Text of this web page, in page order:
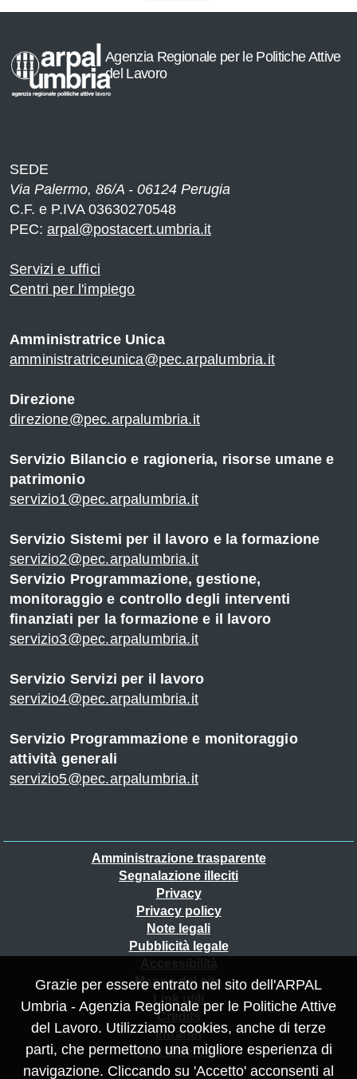
Agenzia Regionale per le Politiche Attive
del Lavoro
SEDE
Via Palermo, 86/A - 06124 Perugia
C.F. e P.IVA 03630270548
PEC: arpal@postacert.umbria.it
Servizi e uffici
Centri per l'impiego
Amministratrice Unica
amministratriceunica@pec.arpalumbria.it
Direzione
direzione@pec.arpalumbria.it
Servizio Bilancio e ragioneria, risorse umane e
patrimonio
servizio1@pec.arpalumbria.it
Servizio Sistemi per il lavoro e la formazione
servizio2@pec.arpalumbria.it
Servizio Programmazione, gestione,
monitoraggio e controllo degli interventi
finanziati per la formazione e il lavoro
servizio3@pec.arpalumbria.it
Servizio Servizi per il lavoro
servizio4@pec.arpalumbria.it
Servizio Programmazione e monitoraggio
attività generali
servizio5@pec.arpalumbria.it
Amministrazione trasparente
Segnalazione illeciti
Privacy
Privacy policy
Note legali
Pubblicità legale
Mappa del sito
Link utili
Credits
Intranet
Area Riservata
Grazie per essere entrato nel sito dell'ARPAL
Umbria - Agenzia Regionale per le Politiche Attive
del Lavoro. Utilizziamo cookies, anche di terze
parti, che permettono una migliore esperienza di
navigazione. Cliccando su 'Accetto' acconsenti al